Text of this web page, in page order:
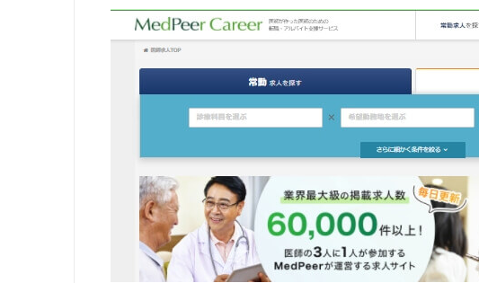
12 リクルートドクターズキャリア
美容医局
JMC医師転職支援サービス
医師ジョブ.jp
DtoDコンシェルジュ
医師のともキャリア
メディキャリア
ドクターズワーカー
調査日
※求人数ランキング上部に記載